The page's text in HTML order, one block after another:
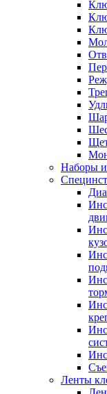
Наборы
Ленты